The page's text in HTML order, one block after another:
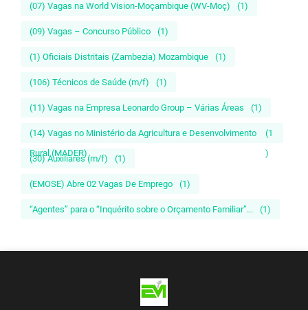
(07) Vagas na World Vision-Moçambique (WV-Moç) (1)
(09) Vagas – Concurso Público (1)
(1) Oficiais Distritais (Zambezia) Mozambique (1)
(106) Técnicos de Saúde (m/f) (1)
(11) Vagas na Empresa Leonardo Group – Várias Áreas (1)
(14) Vagas no Ministério da Agricultura e Desenvolvimento
Rural (MADER)
(1
)
(30) Auxiliares (m/f) (1)
(EMOSE) Abre 02 Vagas De Emprego (1)
“Agentes” para o “Inquérito sobre o Orçamento Familiar”... (1)